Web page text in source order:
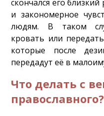
скончался его
и закономерное
людям. В таком
кровать или
которые после
передадут её в
Что делать с
православного?